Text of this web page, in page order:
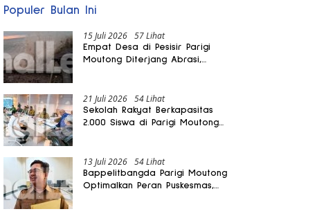
Populer Bulan Ini
15 Juli 2026 57 Lihat
Empat Desa di Pesisir Parigi
Moutong Diterjang Abrasi,
21 Juli 2026 54 Lihat
Sekolah Rakyat Berkapasitas
2.000 Siswa di Parigi Moutong
13 Juli 2026 54 Lihat
Bappelitbangda Parigi Moutong
Optimalkan Peran Puskesmas,